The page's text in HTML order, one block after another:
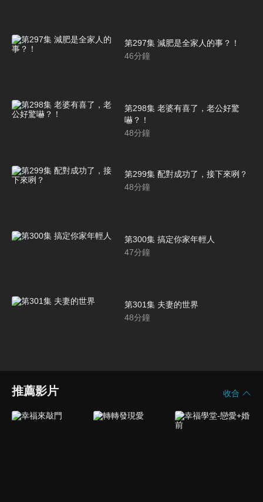
第297集 減肥是全家人的事？！
46分鐘
第298集 老婆有喜了，老公好驚
嚇？！
48分鐘
第299集 配對成功了，接下來咧？
48分鐘
第300集 搞定你家年輕人
47分鐘
第301集 夫妻的世界
48分鐘
推薦影片 收合